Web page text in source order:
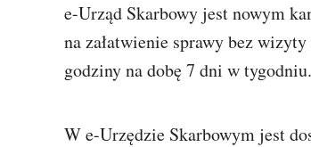
e-Urząd Skarbowy jest nowym
na załatwienie sprawy bez
godziny na dobę 7 dni w tygodniu.
W e-Urzędzie Skarbowym jest